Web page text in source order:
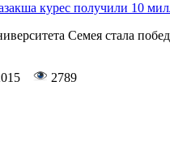
курес получили 10
Семея стала
2789